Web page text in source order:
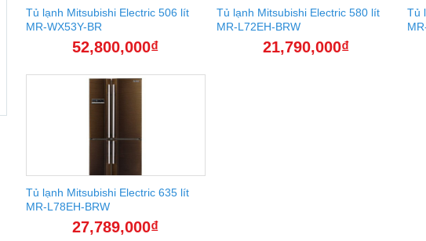
Tủ lạnh Mitsubishi Electric 506 lít
MR-WX53Y-BR
52,800,000₫
Tủ lạnh Mitsubishi Electric 580 lít
MR-L72EH-BRW
21,790,000₫
Tủ
Tủ lạnh Mitsubishi Electric 635 lít
MR-L78EH-BRW
27,789,000₫